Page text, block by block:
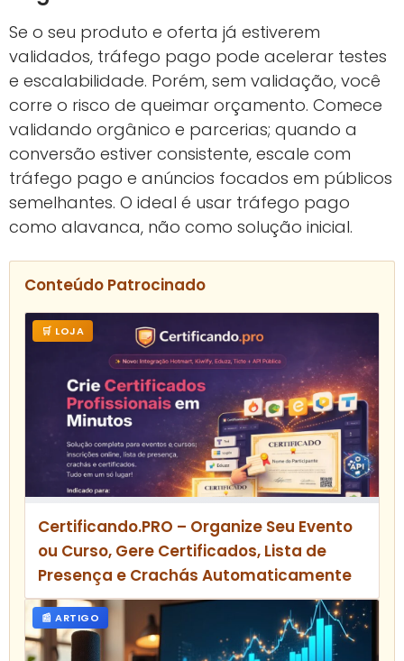
Se o seu produto e oferta já estiverem
validados, tráfego pago pode acelerar testes
e escalabilidade. Porém, sem validação, você
corre o risco de queimar orçamento. Comece
validando orgânico e parcerias; quando a
conversão estiver consistente, escale com
tráfego pago e anúncios focados em públicos
semelhantes. O ideal é usar tráfego pago
como alavanca, não como solução inicial.
Conteúdo Patrocinado
🛒 LOJA
Certificando.PRO – Organize Seu Evento
ou Curso, Gere Certificados, Lista de
Presença e Crachás Automaticamente
📰 ARTIGO